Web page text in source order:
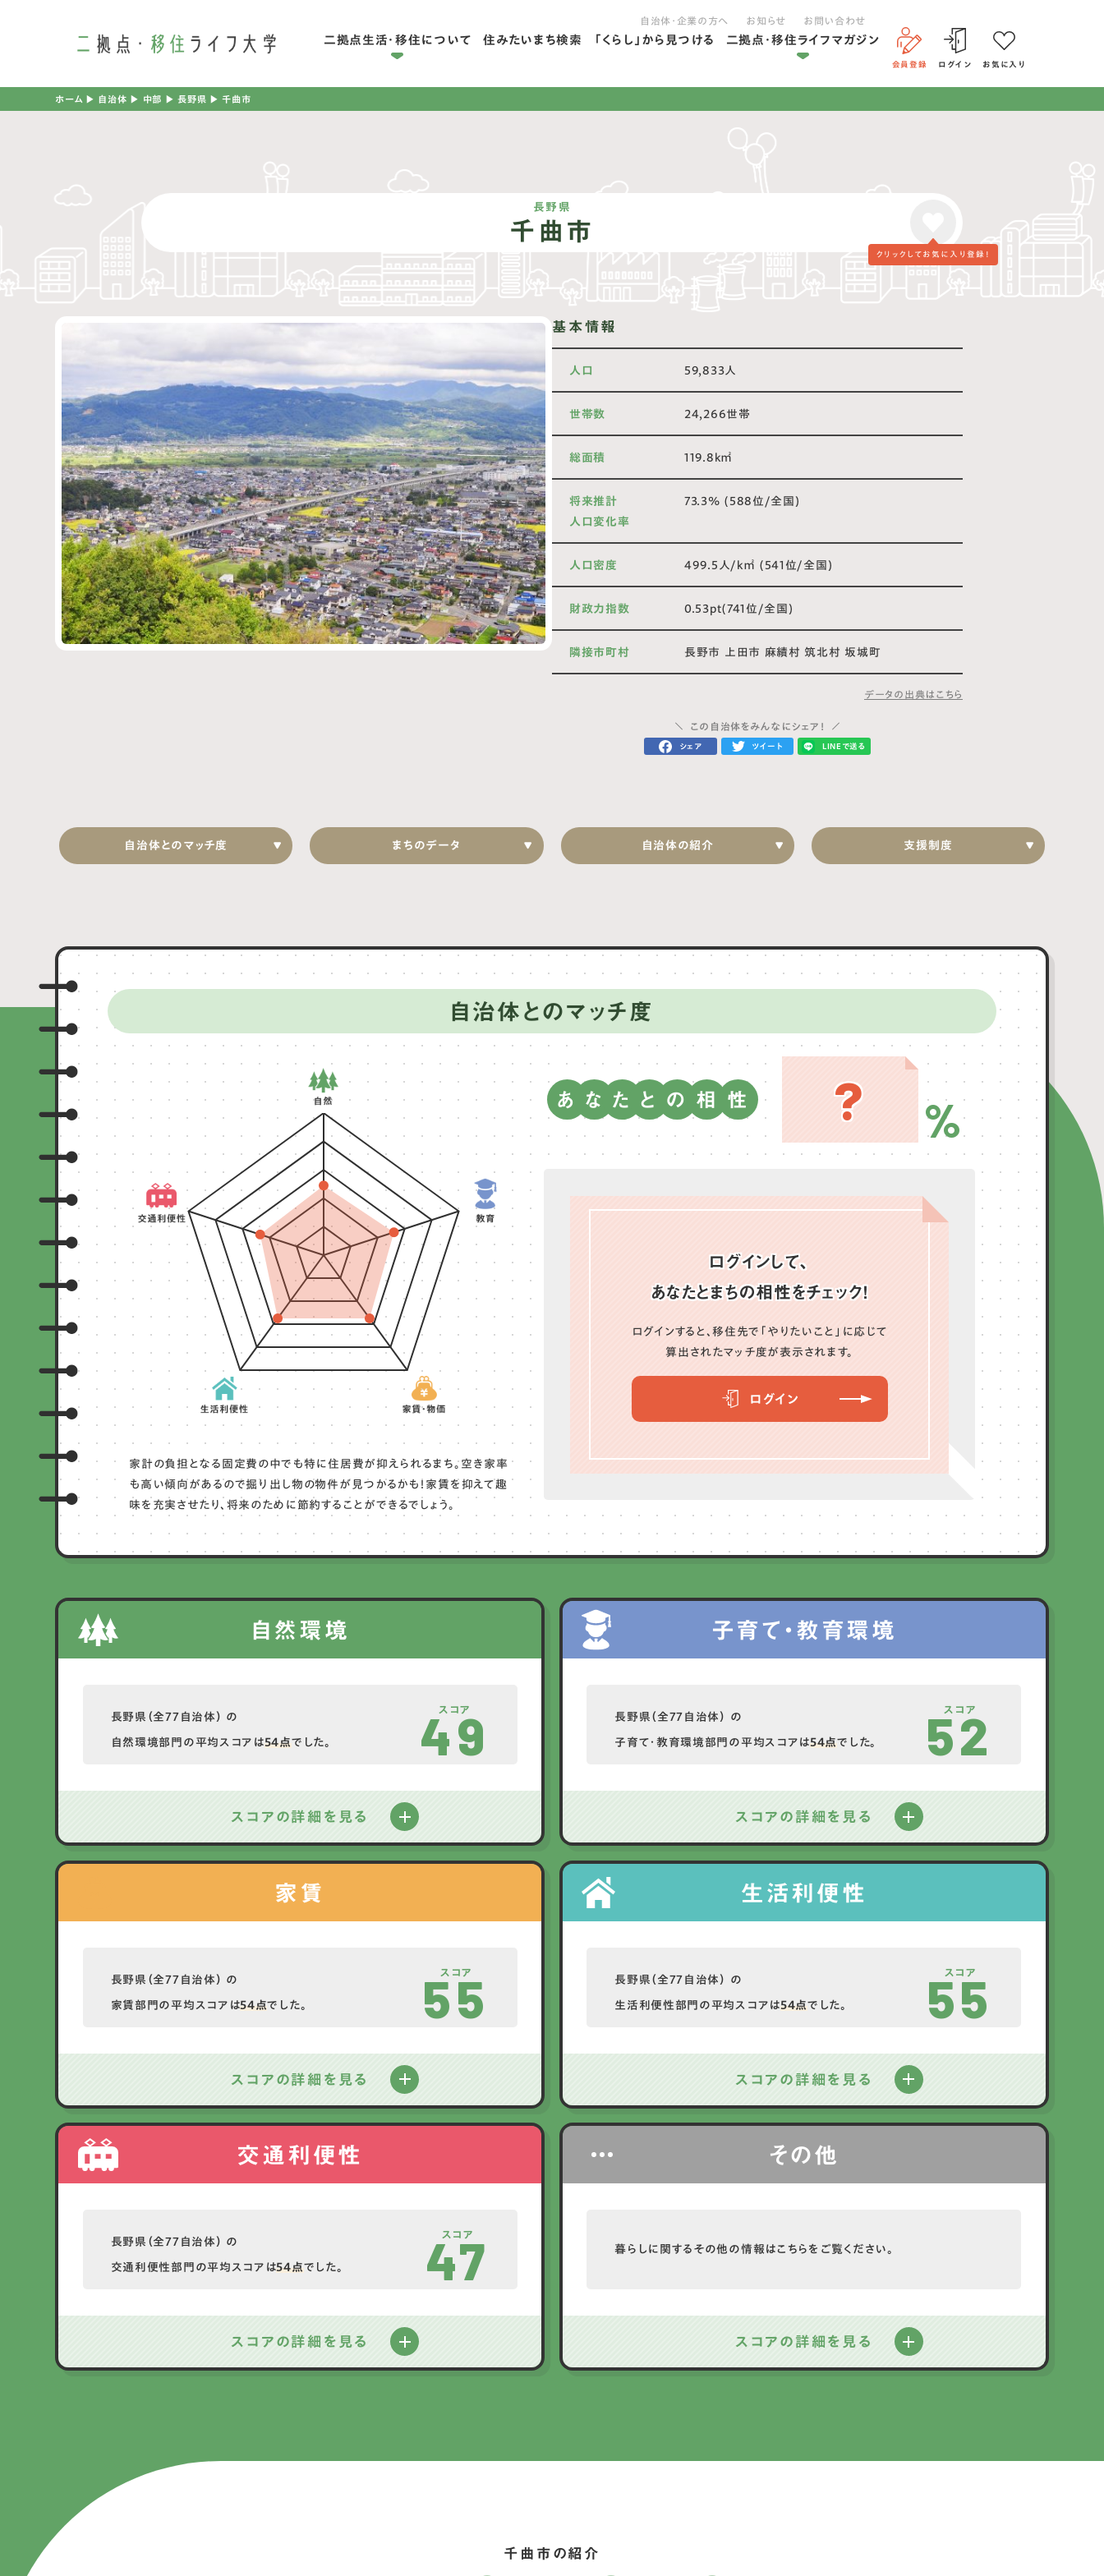
自治体・企業の方へ お知らせ お問い合わせ
二拠点生活・移住について
二拠点ライフを学ぶ
住みたいまち検索 「くらし」から見つける 二拠点・移住ライフマガジン
二拠点ライフ
会員登録 ログイン お気に入り
ホーム ▶︎ 自治体 ▶︎ 中部 ▶︎長野県 ▶︎千曲市
長野県
千曲市
クリックして お気に入り登録！
基本情報
人口 59,833人
世帯数 24,266世帯
総面積 119.8k㎡
将来推計
人口変化率
73.3% (588位/全国)
人口密度 499.5人/k㎡ (541位/全国)
財政力指数 0.53pt(741位/全国)
隣接市町村 長野市 上田市 麻績村 筑北村 坂城町
データの出典はこちら
この自治体をみんなにシェア！
シェア ツイート LINEで送る
自治体とのマッチ度 まちのデータ 自治体の紹介 支援制度
自治体とのマッチ度
家計の負担となる固定費の中でも特に住居費が抑えられるまち。空き家率
も高い傾向があるので掘り出し物の物件が見つかるかも！家賃を抑えて趣
味を充実させたり、将来のために節約することができるでしょう。
あ な た と の 相 性 ? %
ログインして、
あなたとまちの相性をチェック！
ログインすると、移住先で「やりたいこと」に応じて
算出されたマッチ度が表示されます。
ログイン
自然環境
長野県（全77自治体） の
自然環境部門の平均スコアは54点でした。
スコア
49
スコアの詳細を見る
子育て・教育環境
長野県（全77自治体） の
子育て・教育環境部門の平均スコアは54点でした。
スコア
52
スコアの詳細を見る
家賃
長野県（全77自治体） の
家賃部門の平均スコアは54点でした。
スコア
55
スコアの詳細を見る
生活利便性
長野県（全77自治体） の
生活利便性部門の平均スコアは54点でした。
スコア
55
スコアの詳細を見る
交通利便性
長野県（全77自治体） の
交通利便性部門の平均スコアは54点でした。
スコア
47
スコアの詳細を見る
その他
暮らしに関するその他の情報はこちらをご覧ください。
スコアの詳細を見る
千曲市の紹介